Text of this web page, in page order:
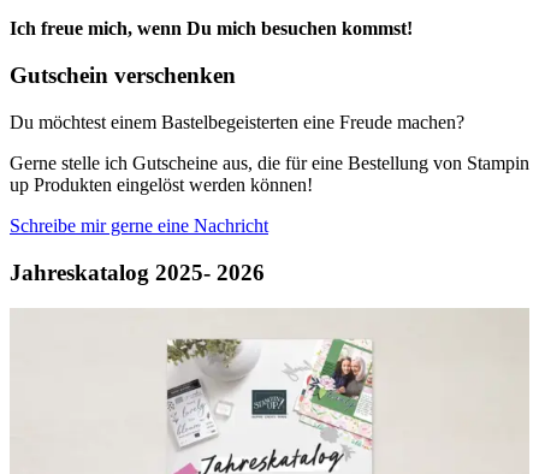
Ich freue mich, wenn Du mich besuchen kommst!
Gutschein verschenken
Du möchtest einem Bastelbegeisterten eine Freude machen?
Gerne stelle ich Gutscheine aus, die für eine Bestellung von Stampin
up Produkten eingelöst werden können!
Schreibe mir gerne eine Nachricht
Jahreskatalog 2025- 2026